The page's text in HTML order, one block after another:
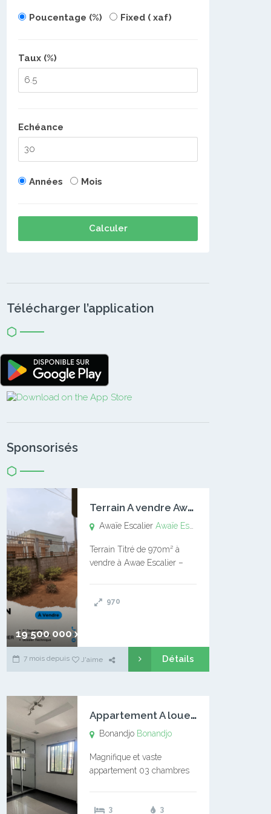
Poucentage (%) Fixed ( xaf)
Taux (%)
Echéance
Années Mois
Calculer
Télécharger l’application
Sponsorisés
19 500 000 xaf
T
errain A vendre Awaïe Escalier
Awaïe EscalierAwaïe Escalier
Terrain Titré de 970m² à
vendre à Awae Escalier –
l’Université Catholique –
970
7 mois depuis J'aime Détails
A
ppartement A louer Bonandjo
Bonandjo Bonandjo
Magnifique et vaste
appartement 03 chambres
douches 01 vaste salon 01
3
3